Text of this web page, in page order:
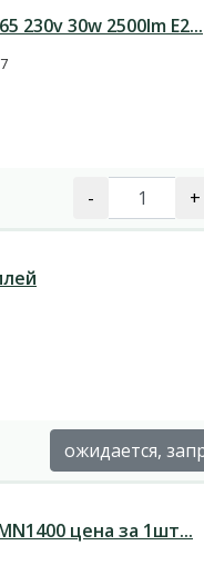
230v 30w 2500lm E2...
- +
ожидается,
цена за 1шт...